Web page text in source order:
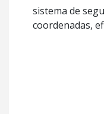
sistema de
coordenadas,